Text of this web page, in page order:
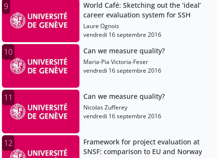
9
World Café: Sketching out the ‘ideal’
career evaluation system for SSH
Laure Ognois
vendredi 16 septembre 2016
10 Can we measure quality?
Maria-Pia Victoria-Feser
vendredi 16 septembre 2016
11 Can we measure quality?
Nicolas Zufferey
vendredi 16 septembre 2016
12
Framework for project evaluation at
SNSF: comparison to EU and Norway